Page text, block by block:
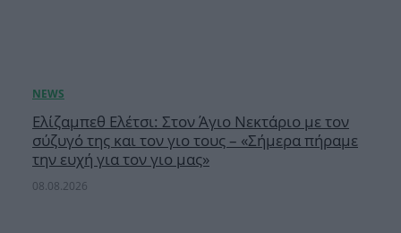
Ελίζαμπεθ Ελέτσι: Στον Άγιο Νεκτάριο με τον
σύζυγό της και τον γιο τους – «Σήμερα πήραμε
την ευχή για τον γιο μας»
08.08.2026